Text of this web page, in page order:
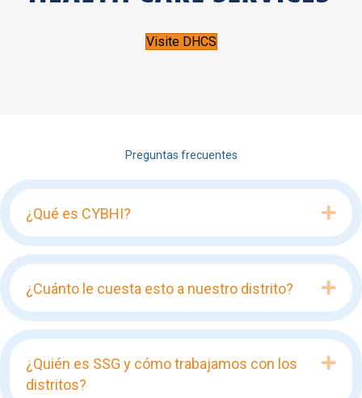
Visite DHCS
Preguntas frecuentes
¿Qué es CYBHI?
¿Cuánto le cuesta esto a nuestro distrito?
¿Quién es SSG y cómo trabajamos con los
distritos?